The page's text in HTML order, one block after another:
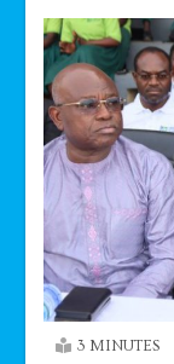
3 MINUTES